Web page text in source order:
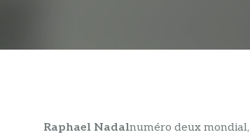
Raphael Nadalnuméro deux